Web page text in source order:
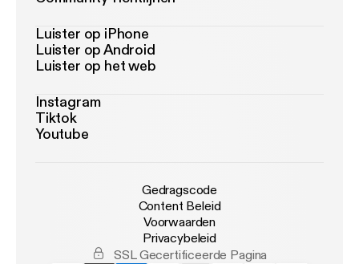
Luister op iPhone
Luister op Android
Luister op het web
Instagram
Tiktok
Youtube
Gedragscode
Content Beleid
Voorwaarden
Privacybeleid
SSL Gecertificeerde Pagina